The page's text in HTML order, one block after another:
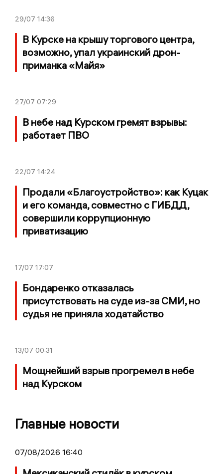
29/07 14:36
В Курске на крышу торгового центра,
возможно, упал украинский дрон-
приманка «Майя»
27/07 07:29
В небе над Курском гремят взрывы:
работает ПВО
22/07 14:24
Продали «Благоустройство»: как Куцак
и его команда, совместно с ГИБДД,
совершили коррупционную
приватизацию
17/07 17:07
Бондаренко отказалась
присутствовать на суде из-за СМИ, но
судья не приняла ходатайство
13/07 00:31
Мощнейший взрыв прогремел в небе
над Курском
Главные новости
07/08/2026 16:40